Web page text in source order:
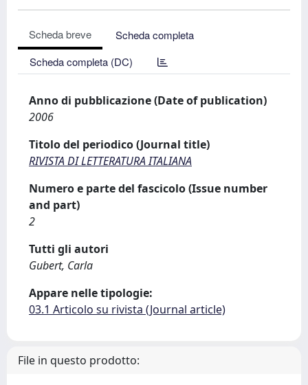
Scheda breve
Scheda completa
Scheda completa (DC)
Anno di pubblicazione (Date of publication)
2006
Titolo del periodico (Journal title)
RIVISTA DI LETTERATURA ITALIANA
Numero e parte del fascicolo (Issue number
and part)
2
Tutti gli autori
Gubert, Carla
Appare nelle tipologie:
03.1 Articolo su rivista (Journal article)
File in questo prodotto: